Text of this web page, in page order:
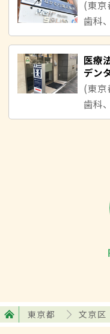
(東
歯科
医療
デン
(東
東京都 文京区